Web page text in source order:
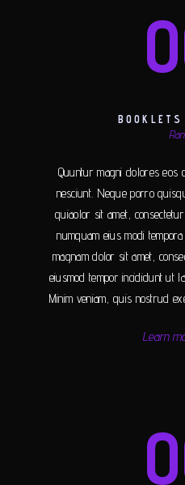
Quuntur magni dolores eos
nesciunt. Neque porro
quiaolor sit amet,
numquam eius modi
magnam dolor sit amet,
eiusmod tempor incididunt ut
Minim veniam, quis nostrud
Learn